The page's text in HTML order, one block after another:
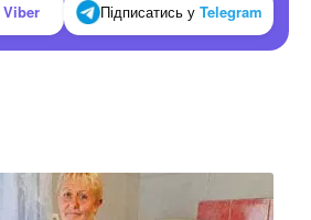
Viber Підписатись у Telegram